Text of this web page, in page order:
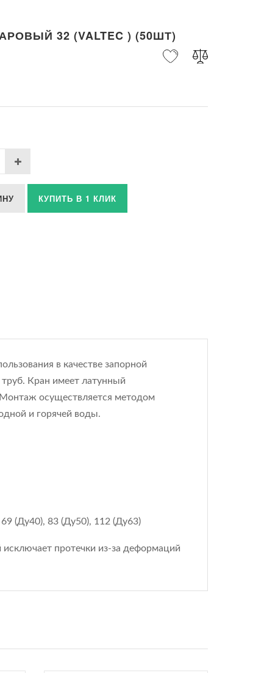
32 (VALTEC ) (50ШТ)
КУПИТЬ В 1 КЛИК
в качестве запорной
Кран имеет латунный
осуществляется методом
и горячей воды.
(Ду40), 83 (Ду50), 112 (Ду63)
исключает протечки из-за деформаций